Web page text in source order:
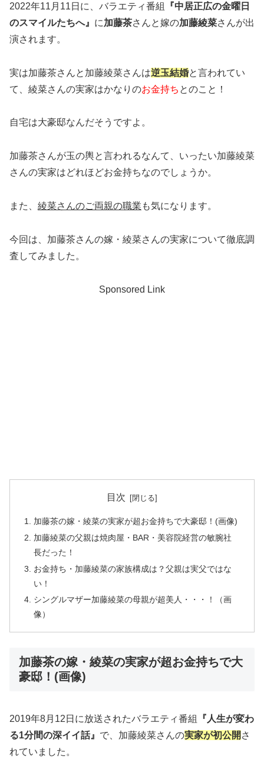
2022年11月11日に、バラエティ番組
『中居正広の金曜日
のスマイルたちへ』 に加藤茶さんと嫁の加藤綾菜さんが出
演されます。
実は加藤茶さんと加藤綾菜さんは逆玉結婚と言われてい
て、綾菜さんの実家はかなりのお金持ち とのこと！
自宅は大豪邸なんだそうですよ。
加藤茶さんが玉の輿と言われるなんて、いったい加藤綾菜
さんの実家はどれほどお金持ちなのでしょうか。
また、 綾菜さんのご両親の職業 も気になります。
今回は、加藤茶さんの嫁・綾菜さんの実家について徹底調
査してみました。
Sponsored Link
目次
加藤茶の嫁・綾菜の実家が超お金持ちで大豪邸！(画像)
加藤綾菜の父親は焼肉屋・BAR・美容院経営の敏腕社
長だった！
お金持ち・加藤綾菜の家族構成は？父親は実父ではな
い！
シングルマザー加藤綾菜の母親が超美人・・・！（画
像）
加藤茶の嫁・綾菜の実家が超お金持ちで大
豪邸！(画像)
2019年8月12日に放送されたバラエティ番組
『人生が変わ
る1分間の深イイ話』 で、加藤綾菜さんの実家が初公開 さ
れていました。